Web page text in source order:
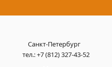
Санкт-Петербург
тел.:+7 (812) 327-43-52